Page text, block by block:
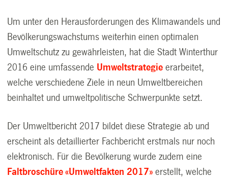
Um unter den Herausforderungen des Klimawandels und
Bevölkerungswachstums weiterhin einen optimalen
Umweltschutz zu gewährleisten, hat die Stadt Winterthur
2016 eine umfassende Umweltstrategie erarbeitet,
welche verschiedene Ziele in neun Umweltbereichen
beinhaltet und umweltpolitische Schwerpunkte setzt.
Der Umweltbericht 2017 bildet diese Strategie ab und
erscheint als detaillierter Fachbericht erstmals nur noch
elektronisch. Für die Bevölkerung wurde zudem eine
Faltbroschüre «Umweltfakten 2017» erstellt, welche